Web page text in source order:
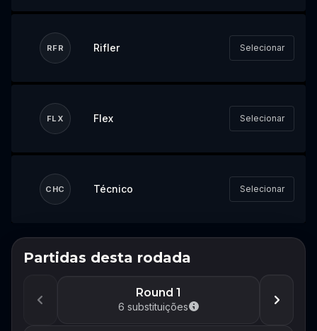
RFR Rifler Selecionar
FLX Flex Selecionar
CHC Técnico Selecionar
Não perca o próximo evento
estar pronto para montar seu time quando
o próximo evento abrir.
Partidas desta rodada
Round 1
6 substituições